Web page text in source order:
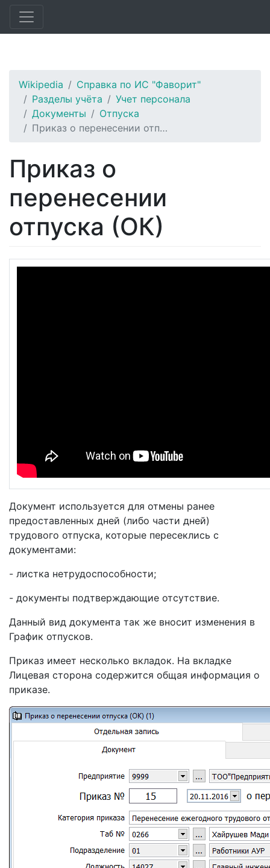
Wikipedia
Справка по ИС "Фаворит"
Разделы учёта
Учет персонала
Документы
Отпуска
Приказ о перенесении отп…
Приказ о
перенесении
отпуска (ОК)
Документ используется для отмены ранее
предоставленных дней (либо части дней)
трудового отпуска, которые пересеклись с
документами:
- листка нетрудоспособности;
- документы подтверждающие отсутствие.
Данный вид документа так же вносит изменения в
График отпусков.
Приказ имеет несколько вкладок. На вкладке
Лицевая сторона содержится общая информация о
приказе.